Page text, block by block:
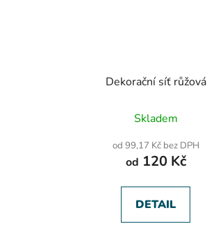
Dekorační síť růžová
hodnocení
je
5,0
5
hvězdiček.
Skladem
od 99,17 Kč bez DPH
od 120 Kč
DETAIL